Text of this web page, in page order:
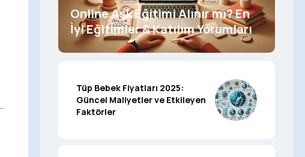
Online Aşk Eğitimi Alınır mı? En
İyi Eğitimler & Katılım Yorumları
Tüp Bebek Fiyatları 2025:
Güncel Maliyetler ve Etkileyen
Faktörler